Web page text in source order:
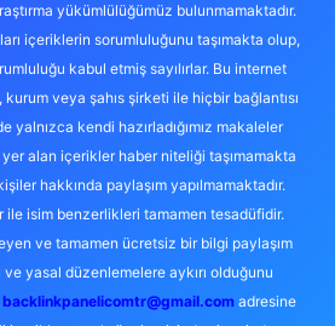
yükümlülüğümüz bulunmamaktadır.
içeriklerin sorumluluğunu taşımakta olup,
kabul etmiş sayılırlar. Bu internet
veya şahıs şirketi ile hiçbir bağlantısı
yalnızca kendi hazırladığımız makaleler
yer alan içerikler haber niteliği taşımamakta
hakkında paylaşım yapılmamaktadır.
ile isim benzerlikleri tamamen tesadüfidir.
ve tamamen ücretsiz bir bilgi paylaşım
yasal düzenlemelere aykırı olduğunu
backlinkpanelicomtr@gmail.comadresine